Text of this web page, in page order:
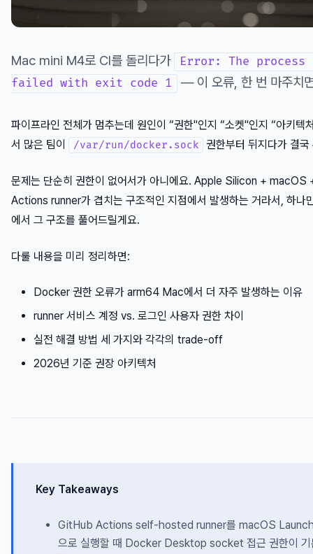
Mac mini M4로 CI를 돌리다가
Error: The
failed with exit code 1
— 이 오류, 한 번 마주치
파이프라인 전체가 멈추는데 원인이 “권한"인지 “소켓"인지 “아키텍
서 많은 팀이
/var/run/docker.sock 권한부터 뒤지다가 결
문제는 단순히 권한이 없어서가 아니에요. Apple Silicon +
Actions runner가 겹치는 구조적인 지점에서 발생하는 거라서, 하나
에서 그 구조를 풀어드릴게요.
다룰 내용을 미리 정리하면:
Docker 권한 오류가 arm64 Mac에서 더 자주 발생하는 이유
runner 서비스 계정 vs. 로그인 사용자 권한 차이
실전 해결 방법 세 가지와 각각의 trade-off
2026년 기준 권장 아키텍처
Key Takeaways
GitHub Actions self-hosted runner를 macOS
으로 실행할 때 Docker Desktop socket 접근 권한이